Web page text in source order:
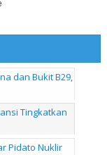
dan Bukit B29,
Tingkatkan
Pidato Nuklir